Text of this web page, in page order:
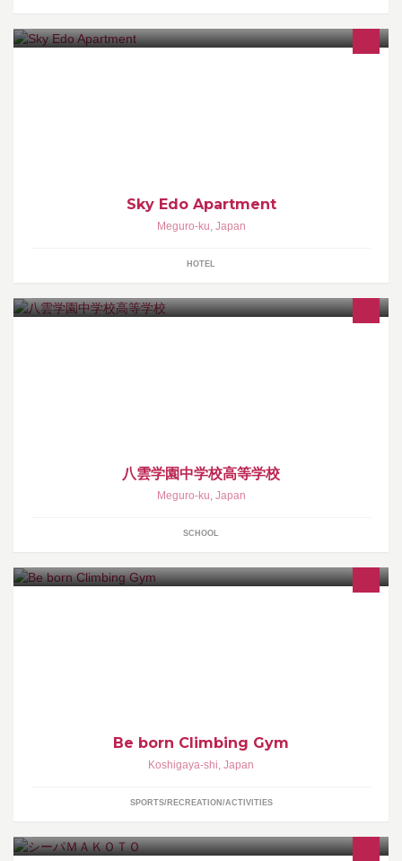
Sky Edo Apartment
Meguro-ku, Japan
HOTEL
八雲学園中学校高等学校
Meguro-ku, Japan
SCHOOL
Be born Climbing Gym
Koshigaya-shi, Japan
SPORTS/RECREATION/ACTIVITIES